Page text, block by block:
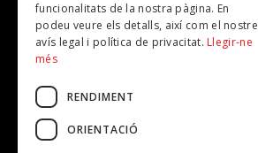
Correu electrònic*
Accepto lapolítica de privacitat
funcionalitats de la nostra pàgina. En
podeu veure els detalls, així com el nostre
avís legal i política de privacitat. Llegir-ne
més
RENDIMENT
ORIENTACIÓ